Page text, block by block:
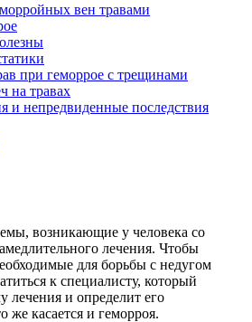
вен травами
при геморрое с трещинами
на травах
и непредвиденные последствия
возникающие у человека со
лечения. Чтобы
для борьбы с недугом
к специалисту, который
и определит его
же касается и геморроя.